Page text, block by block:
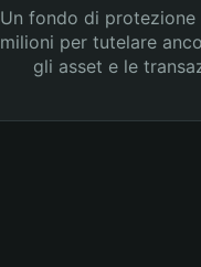
Un fondo di protezione
milioni per tutelare
gli asset e le